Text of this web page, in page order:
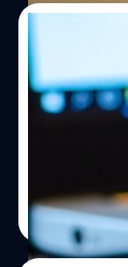
SD (ที่เรารู้จักกัน
อนุญาตโลโก้และ
Huawei ออกจาก
มาตรฐาน Wi-Fi
สมาชิกเช่นเดียว
SIG ซึ่งเป็นองค์
มาตรฐาน WiFi
ครั้ง (แต่ยังใช้…
10/04/2019
ไม่ต้อง
Windows
คุณดึงไดรฟ์
คุณคงคุ้นเคยกับ
ท่านยังไม่ทราบ
จะไม่จำเป็นต้อง
ให้เอง ใช้เสร็จดึ
เขียนอะไรแล้วน
รุ่น 1809 ขึ้นไป วิ
ณัชธนัท จุโฬทก|